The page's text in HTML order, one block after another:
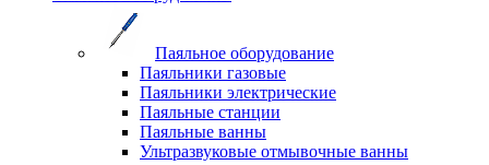
Паяльное оборудование
Паяльники газовые
Паяльники электрические
Паяльные станции
Паяльные ванны
Ультразвуковые отмывочные ванны